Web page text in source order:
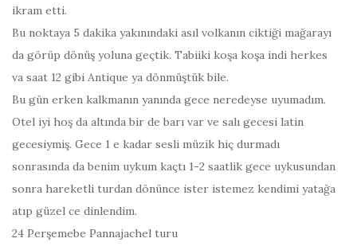
ikram etti.
Bu noktaya 5 dakika yakınındaki asıl volkanın ciktiği mağarayı
da görüp dönüş yoluna geçtik. Tabiiki koşa koşa indi herkes
va saat 12 gibi Antique ya dönmüştük bile.
Bu gün erken kalkmanın yanında gece neredeyse uyumadım.
Otel iyi hoş da altında bir de barı var ve salı gecesi latin
gecesiymiş. Gece 1 e kadar sesli müzik hiç durmadı
sonrasında da benim uykum kaçtı 1-2 saatlik gece uykusundan
sonra hareketli turdan dönünce ister istemez kendimi yatağa
atıp güzel ce dinlendim.
24 Perşemebe Pannajachel turu